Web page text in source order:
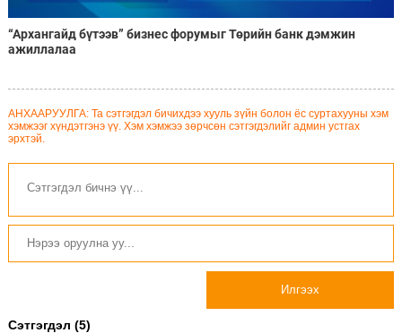
“Архангайд бүтээв” бизнес форумыг Төрийн банк дэмжин
ажиллалаа
АНХААРУУЛГА: Та сэтгэгдэл бичихдээ хууль зүйн болон ёс суртахууны хэм
хэмжээг хүндэтгэнэ үү. Хэм хэмжээ зөрчсөн сэтгэгдэлийг админ устгах
эрхтэй.
Илгээх
Сэтгэгдэл (5)